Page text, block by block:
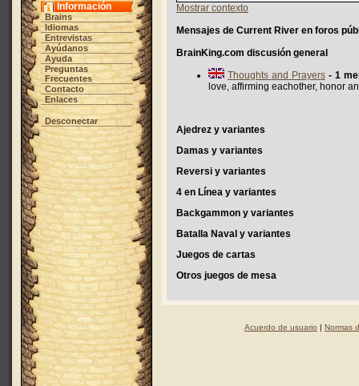
Información
Brains
Idiomas
Entrevistas
Ayúdanos
Ayuda
Preguntas
Frecuentes
Contacto
Enlaces
Desconectar
Mostrar contexto
Mensajes de Current River en foros
BrainKing.com discusión general
Thoughts and Prayers - 1
love, affirming eachother, honor
Ajedrez y variantes
Damas y variantes
Reversi y variantes
4 en Línea y variantes
Backgammon y variantes
Batalla Naval y variantes
Juegos de cartas
Otros juegos de mesa
Acuerdo de usuario | Normas